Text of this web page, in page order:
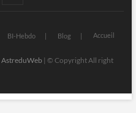
BI-Hebdo Blog Accueil
AstreduWeb | © Copyright All right